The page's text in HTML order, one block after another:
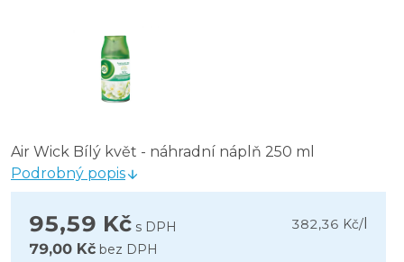
Air Wick Bílý květ - náhradní náplň 250 ml
Podrobný popis
95,59 Kč s DPH 382,36 Kč/
79,00 Kč bez DPH